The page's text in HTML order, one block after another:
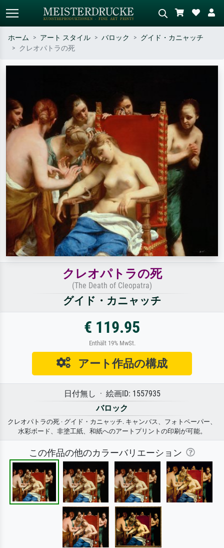
ド。
ホーム アート スタイル バロック
グイド・カニャッチ
クレオパトラの死
クレオパトラの死
(The Death of Cleopatra)
グイド・カニャッチ
€ 119.95
Enthält 19% MwSt.
アート作品の構成
日付無し · 絵画ID: 1557935
バロック
クレオパトラの死 · グイド・カニャッチ. キャンバス、フォトペーパー、
水彩ボード、非塗工紙、和紙へのアートプリントの印刷が可能。
この作品の他のカラーバリエーション